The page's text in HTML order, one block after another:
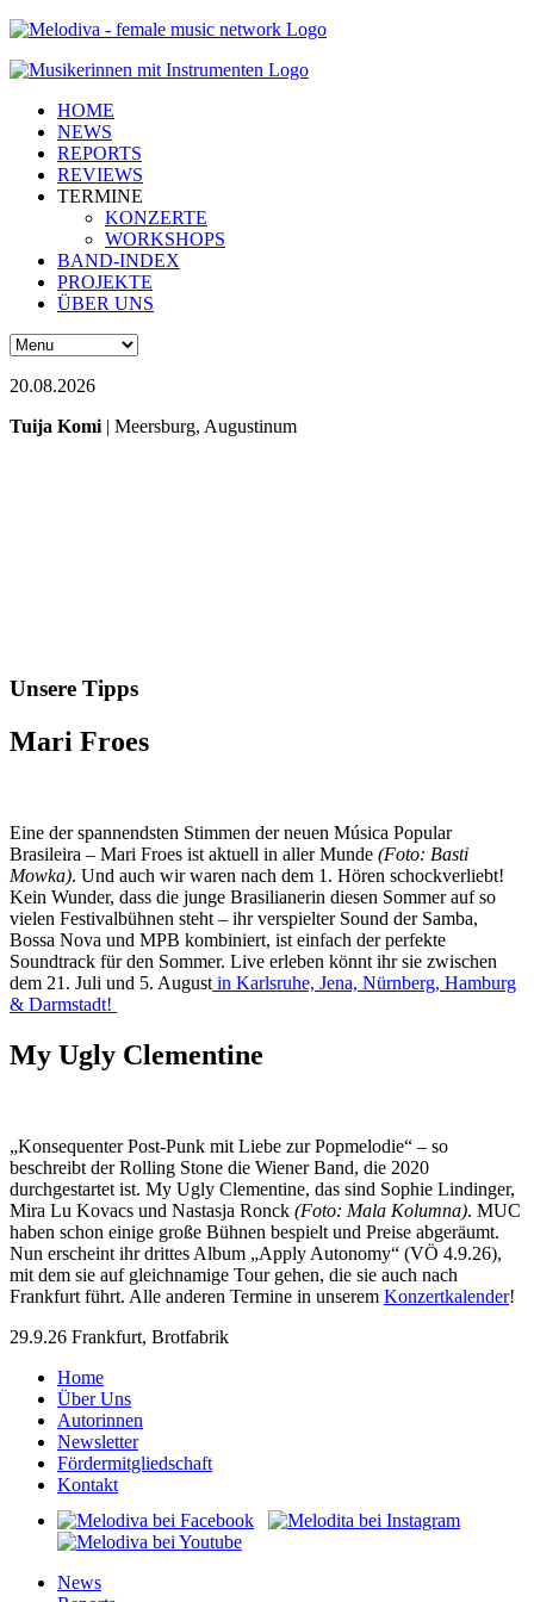
HOME
NEWS
REPORTS
REVIEWS
TERMINE
KONZERTE
WORKSHOPS
BAND-INDEX
PROJEKTE
ÜBER UNS
20.08.2026
Tuija Komi | Meersburg, Augustinum
Unsere Tipps
Mari Froes
Eine der spannendsten Stimmen der neuen Música Popular
Brasileira – Mari Froes ist aktuell in aller Munde (Foto: Basti
Mowka). Und auch wir waren nach dem 1. Hören schockverliebt!
Kein Wunder, dass die junge Brasilianerin diesen Sommer auf so
vielen Festivalbühnen steht – ihr verspielter Sound der Samba,
Bossa Nova und MPB kombiniert, ist einfach der perfekte
Soundtrack für den Sommer. Live erleben könnt ihr sie zwischen
dem 21. Juli und 5. August in Karlsruhe, Jena, Nürnberg, Hamburg
& Darmstadt!
My Ugly Clementine
„Konsequenter Post-Punk mit Liebe zur Popmelodie“ – so
beschreibt der Rolling Stone die Wiener Band, die 2020
durchgestartet ist. My Ugly Clementine, das sind Sophie Lindinger,
Mira Lu Kovacs und Nastasja Ronck (Foto: Mala Kolumna). MUC
haben schon einige große Bühnen bespielt und Preise abgeräumt.
Nun erscheint ihr drittes Album „Apply Autonomy“ (VÖ 4.9.26),
mit dem sie auf gleichnamige Tour gehen, die sie auch nach
Frankfurt führt. Alle anderen Termine in unserem Konzertkalender!
29.9.26 Frankfurt, Brotfabrik
Home
Über Uns
Autorinnen
Newsletter
Fördermitgliedschaft
Kontakt
News